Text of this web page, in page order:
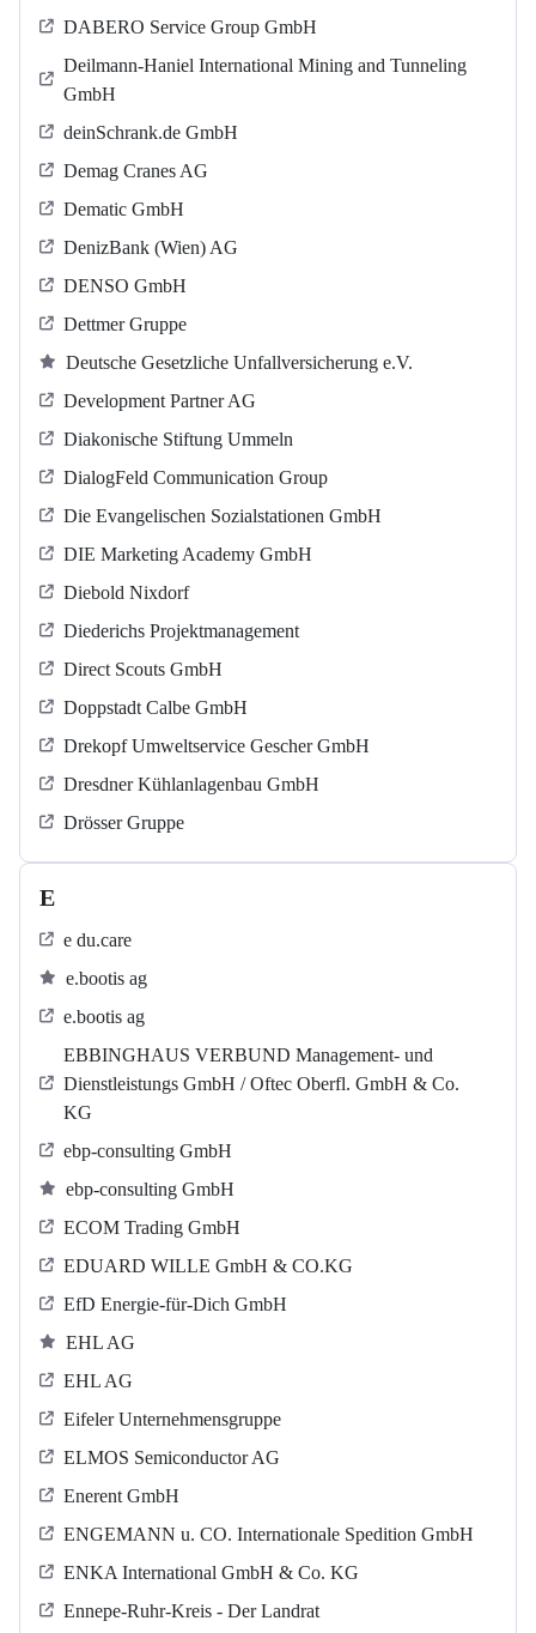
DABERO Service Group GmbH
Deilmann-Haniel International Mining and Tunneling
GmbH
deinSchrank.de GmbH
Demag Cranes AG
Dematic GmbH
DenizBank (Wien) AG
DENSO GmbH
Dettmer Gruppe
Deutsche Gesetzliche Unfallversicherung e.V.
Development Partner AG
Diakonische Stiftung Ummeln
DialogFeld Communication Group
Die Evangelischen Sozialstationen GmbH
DIE Marketing Academy GmbH
Diebold Nixdorf
Diederichs Projektmanagement
Direct Scouts GmbH
Doppstadt Calbe GmbH
Drekopf Umweltservice Gescher GmbH
Dresdner Kühlanlagenbau GmbH
Drösser Gruppe
E
e du.care
e.bootis ag
e.bootis ag
EBBINGHAUS VERBUND Management- und
Dienstleistungs GmbH / Oftec Oberfl. GmbH & Co.
KG
ebp-consulting GmbH
ebp-consulting GmbH
ECOM Trading GmbH
EDUARD WILLE GmbH & CO.KG
EfD Energie-für-Dich GmbH
EHL AG
EHL AG
Eifeler Unternehmensgruppe
ELMOS Semiconductor AG
Enerent GmbH
ENGEMANN u. CO. Internationale Spedition GmbH
ENKA International GmbH & Co. KG
Ennepe-Ruhr-Kreis - Der Landrat